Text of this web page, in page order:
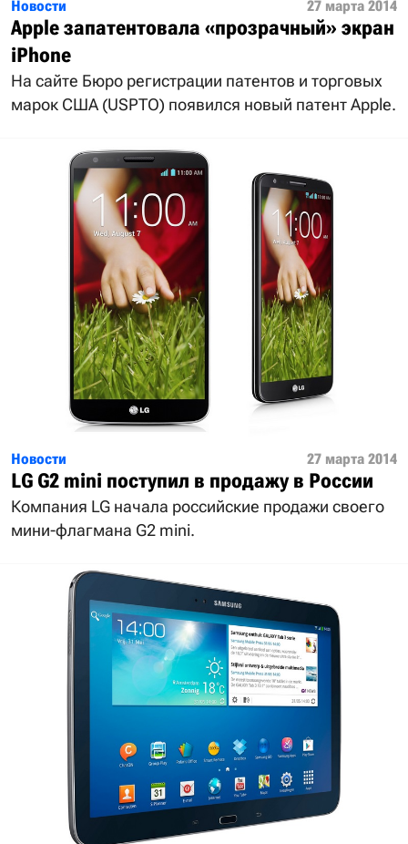
Новости 27 марта 2014
Apple запатентовала «прозрачный» экран
iPhone
На сайте Бюро регистрации патентов и торговых
марок США (USPTO) появился новый патент Apple.
Новости 27 марта 2014
LG G2 mini поступил в продажу в России
Компания LG начала российские продажи своего
мини-флагмана G2 mini.